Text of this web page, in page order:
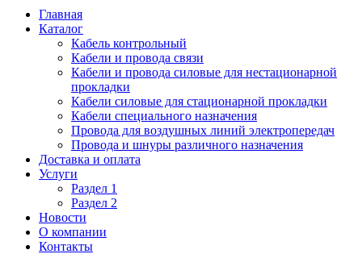
Главная
Каталог
Кабель контрольный
Кабели и провода связи
Кабели и провода силовые для нестационарной
прокладки
Кабели силовые для стационарной прокладки
Кабели специального назначения
Провода для воздушных линий электропередач
Провода и шнуры различного назначения
Доставка и оплата
Услуги
Раздел 1
Раздел 2
Новости
О компании
Контакты